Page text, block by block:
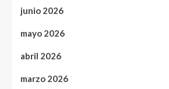
junio 2026
mayo 2026
abril 2026
marzo 2026